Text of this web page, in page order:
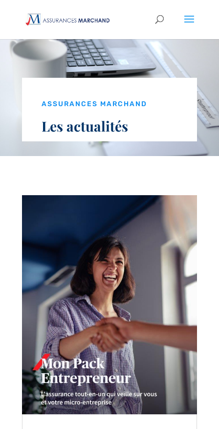
ASSURANCES MARCHAND
Les actualités